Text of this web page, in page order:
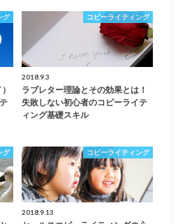
グ コピーライティング
2018.9.3
ラブレター理論とその効果とは！
失敗しない初心者のコピーライテ
ィング基礎スキル
グ コピーライティング
2018.9.13